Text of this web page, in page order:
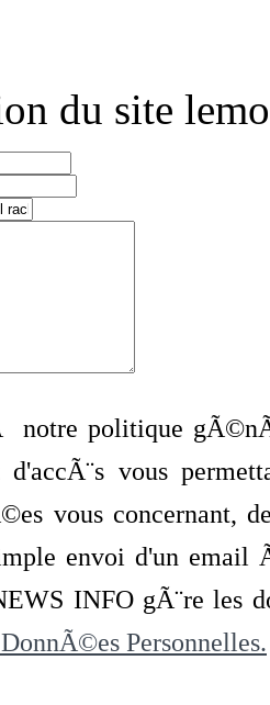
du site
politique
d'accÃ¨s vous
vous concernant,
envoi d'un
INFO gÃ¨re les
Personnelles.